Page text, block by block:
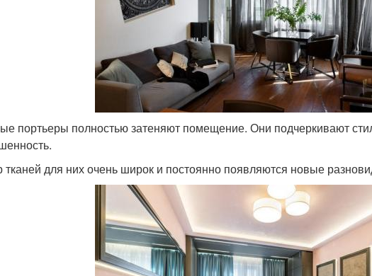
портьеры полностью затеняют помещение. Они подчеркивают
для них очень широк и постоянно появляются новые